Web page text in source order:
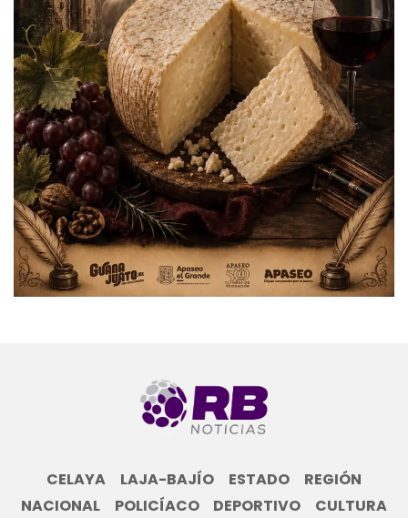
CELAYA LAJA-BAJÍO ESTADO
REGIÓN
NACIONAL
POLICÍACO DEPORTIVO CULTURA